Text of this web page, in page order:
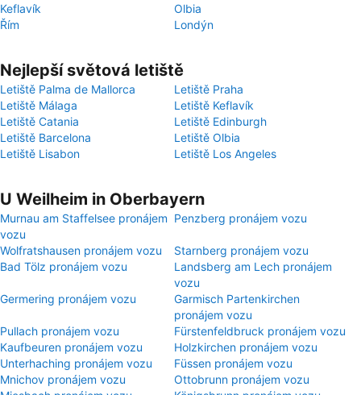
Keflavík
Olbia
Řím
Londýn
Nejlepší světová letiště
Letiště Palma de Mallorca
Letiště Praha
Letiště Málaga
Letiště Keflavík
Letiště Catania
Letiště Edinburgh
Letiště Barcelona
Letiště Olbia
Letiště Lisabon
Letiště Los Angeles
U Weilheim in Oberbayern
Murnau am Staffelsee pronájem
vozu
Penzberg pronájem vozu
Wolfratshausen pronájem vozu
Starnberg pronájem vozu
Bad Tölz pronájem vozu
Landsberg am Lech pronájem
vozu
Germering pronájem vozu
Garmisch Partenkirchen
pronájem vozu
Pullach pronájem vozu
Fürstenfeldbruck pronájem vozu
Kaufbeuren pronájem vozu
Holzkirchen pronájem vozu
Unterhaching pronájem vozu
Füssen pronájem vozu
Mnichov pronájem vozu
Ottobrunn pronájem vozu